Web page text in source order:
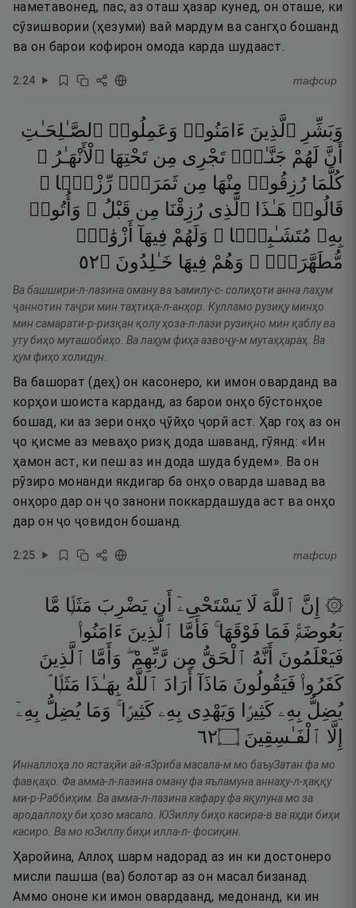
наметавонед, пас, аз оташ ҳазар кунед, он оташе, ки
сӯзишвории (ҳезуми) вай мардум ва сангҳо бошанд
ва он барои кофирон омода карда шудааст.
2:24 тафсир
وَبَشِّرِ ٱلَّذِينَ ءَامَنُوا۟ وَعَمِلُوا۟ ٱلصَّـٰلِحَـٰتِ
أَنَّ لَهُمْ جَنَّـٰتٍۢ تَجْرِى مِن تَحْتِهَا ٱلْأَنْهَـٰرُ ۖ
كُلَّمَا رُزِقُوا۟ مِنْهَا مِن ثَمَرَةٍۢ رِّزْقًۭا ۙ
قَالُوا۟ هَـٰذَا ٱلَّذِى رُزِقْنَا مِن قَبْلُ ۖ وَأُتُوا۟
بِهِۦ مُتَشَـٰبِهًۭا ۖ وَلَهُمْ فِيهَآ
أَزْوَٰجٌۭ
مُّطَهَّرَةٌۭ ۖ وَهُمْ فِيهَا خَـٰلِدُونَ ۝٢٥
Ва башшири-л-лазина оману ва ъамилу-с- солиҳоти анна лаҳум
ҷаннотин таҷри мин таҳтиҳа-л-анҳор. Кулламо рузиқу минҳо
мин самарати-р-ризқан қолу ҳоза-л-лази рузиқно мин қаблу ва
уту биҳо муташобиҳо. Ва лаҳум фиҳа азвоҷу-м мутаҳҳараҳ. Ва
ҳум фиҳо холидун.
Ва башорат (деҳ) он касонеро, ки имон оварданд ва
корҳои шоиста карданд, аз барои онҳо бӯстонҳое
бошад, ки аз зери онҳо ҷӯйҳо ҷорӣ аст. Ҳар гоҳ аз он
ҷо қисме аз меваҳо ризқ дода шаванд, гӯянд: «Ин
ҳамон аст, ки пеш аз ин дода шуда будем». Ва он
рӯзиро монанди якдигар ба онҳо оварда шавад ва
онҳоро дар он ҷо занони поккардашуда аст ва онҳо
дар он ҷо ҷовидон бошанд.
2:25 тафсир
۞ إِنَّ ٱللَّهَ لَا يَسْتَحْىِۦٓ أَن يَضْرِبَ مَثَلًۭا مَّا
بَعُوضَةًۭ فَمَا فَوْقَهَا ۚ فَأَمَّا ٱلَّذِينَ ءَامَنُوا۟
فَيَعْلَمُونَ أَنَّهُ ٱلْحَقُّ مِن رَّبِّهِمْ ۖ وَأَمَّا ٱلَّذِينَ
كَفَرُوا۟ فَيَقُولُونَ مَاذَآ أَرَادَ ٱللَّهُ بِهَـٰذَا
مَثَلًۭا ۘ
يُضِلُّ بِهِۦ كَثِيرًۭا وَيَهْدِى بِهِۦ كَثِيرًۭا ۚ وَمَا يُضِلُّ بِهِۦٓ
إِلَّا ٱلْفَـٰسِقِينَ ۝٢٦
Инналлоҳа ло ястаҳйи ай-яЗриба масала-м мо баъуЗатан фа мо
фавқаҳо. Фа амма-л-лазина оману фа яъламуна аннаҳу-л-ҳаққу
ми-р-Раббиҳим. Ва амма-л-лазина кафару фа яқулуна мо за
ародаллоҳу би ҳозо масало. ЮЗиллу биҳо касира-в ва яҳди биҳи
касиро. Ва мо юЗиллу биҳи илла-л- фосиқин.
Ҳаройина, Аллоҳ шарм надорад аз ин ки достонеро
мисли пашша (ва) болотар аз он масал бизанад.
Аммо ононе ки имон овардаанд, медонанд, ки ин